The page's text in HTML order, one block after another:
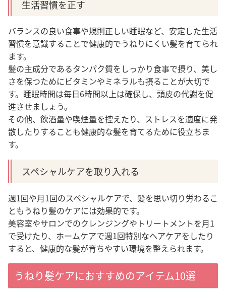
生活習慣を正す
バランスの良い食事や規則正しい睡眠など、安定した生活
習慣を意識することで健康的でうねりにくい髪を育てられ
ます。
髪の主成分であるタンパク質をしっかり食事で摂り、美し
さを保つためにビタミンやミネラルも摂ることが大切で
す。 睡眠時間は毎日6時間以上は確保し、頭皮の代謝を促
進させましょう。
その他、飲酒量や喫煙量を控えたり、ストレスを適度に発
散したりすることも健康的な髪を育てるために役立ちま
す。
スペシャルケアを取り入れる
週1回や月1回のスペシャルケアで、髪を思い切り労わるこ
ともうねり髪のケアには効果的です。
美容室やサロンでのクレンジングやトリートメントを月1
で受けたり、ホームケアで週1回特別なヘアケアをしたり
すると、健康的な髪が育ちやすい環境を整えられます。
うねり髪ケアにおすすめのアイテム10選